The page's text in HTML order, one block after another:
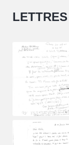
LETTRES